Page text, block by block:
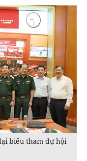
biểu tham dự hội